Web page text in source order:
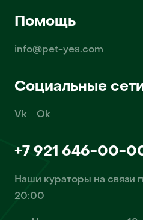
Помощь
info@pet-yes.com
Социальные
Vk Ok
+7 921 646-00-
Наши кураторы на связи
20:00